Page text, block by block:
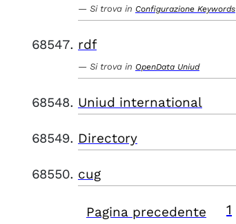
Si trova in Configurazione Keywords
rdf
Si trova in OpenData Uniud
Uniud international
Directory
cug
Pagina precedente 1